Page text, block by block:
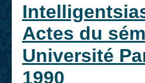
Actes du
Université
1990